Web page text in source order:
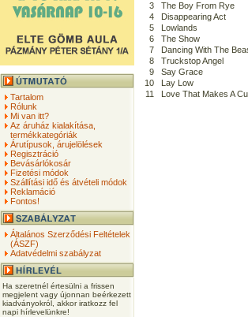
Tartalom
Rólunk
Mi van itt?
Az áruház kialakítása,
termékkategóriák
Árutípusok, árujelölések
Regisztráció
Bevásárlókosár
Fizetési módok
Szállítási idő és átvételi módok
Reklamáció
Fontos!
Általános Szerződési Feltételek
(ÁSZF)
Adatvédelmi szabályzat
Ha szeretnél értesülni a frissen
megjelent vagy újonnan beérkezett
kiadványokról, akkor iratkozz fel
napi hírlevelünkre!
3
The Boy From Rye
4
Disappearing Act
5
Lowlands
6
The Show
7
Dancing With The
8
Truckstop Angel
9
Say Grace
10
Lay Low
11
Love That Makes A